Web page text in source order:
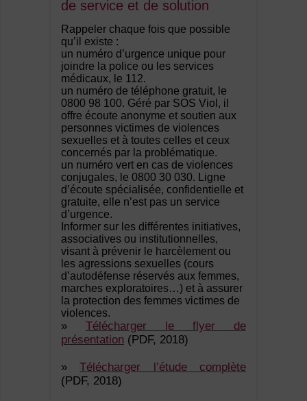
de service et de solution
Rappeler chaque fois que possible
qu’il existe :
un numéro d’urgence unique pour
joindre la police ou les services
médicaux, le 112.
un numéro de téléphone gratuit, le
0800 98 100. Géré par SOS Viol, il
offre écoute anonyme et soutien aux
personnes victimes de violences
sexuelles et à toutes celles et ceux
concernés par la problématique.
un numéro vert en cas de violences
conjugales, le 0800 30 030. Ligne
d’écoute spécialisée, confidentielle et
gratuite, elle n’est pas un service
d’urgence.
Informer sur les différentes initiatives,
associatives ou institutionnelles,
visant à prévenir le harcèlement ou
les agressions sexuelles (cours
d’autodéfense réservés aux femmes,
marches exploratoires…) et à assurer
la protection des femmes victimes de
violences.
» Télécharger le flyer de
présentation(PDF, 2018)
»Télécharger l’étude complète
(PDF, 2018)